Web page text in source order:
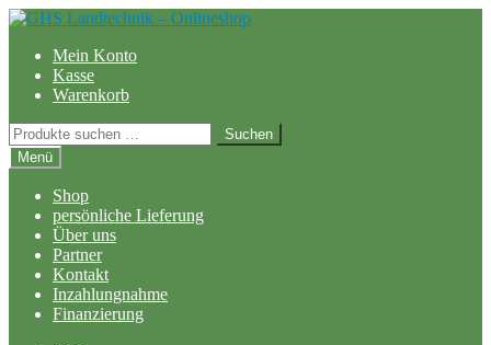
Zur
springen
Zum
springenMein Konto
Kasse
Warenkorb
Suchen
nach:
Suchen
Menü
Shop
persönliche Lieferung
Über uns
Partner
Kontakt
Inzahlungnahme
Finanzierung